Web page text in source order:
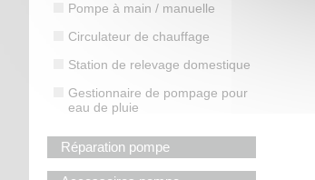
Pompe à main / manuelle
Circulateur de chauffage
Station de relevage domestique
Gestionnaire de pompage pour
eau de pluie
Réparation pompe